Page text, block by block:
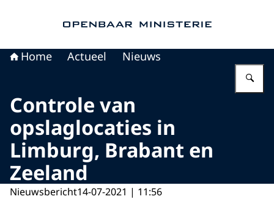
Home Actueel Nieuws
Controle van
opslaglocaties in
Limburg, Brabant en
Zeeland
Nieuwsbericht14-07-2021 | 11:56